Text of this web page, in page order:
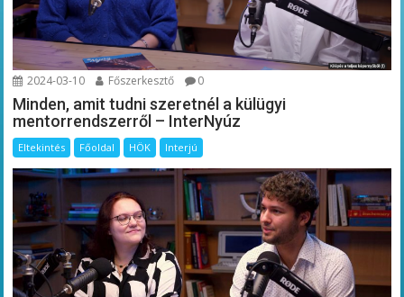
2024-03-10 Főszerkesztő 0
Minden, amit tudni szeretnél a külügyi
mentorrendszerről – InterNyúz
Eltekintés Főoldal HÖK Interjú